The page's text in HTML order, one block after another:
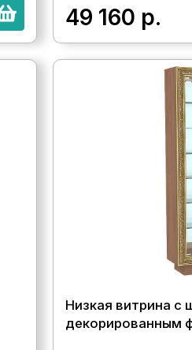
49 160 р.
Низкая витрина с
декорированным